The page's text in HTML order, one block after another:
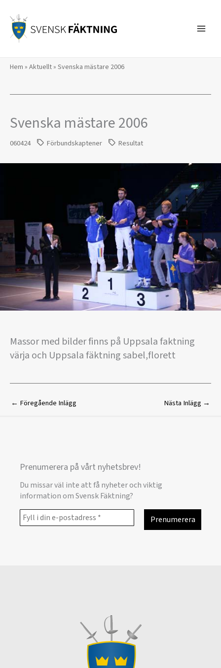
innehåll
Hem » Aktuellt» Svenska mästare 2006
Svenska mästare 2006
060424 Förbundskaptener Resultat
Massor med bilder finns på Uppsala faktning
värja och Uppsala fäktning sabel,florett
← Föregående Inlägg Nästa Inlägg →
Prenumerera på vårt nyhetsbrev!
Du missar väl inte att få nyheter och viktig
information om Svensk Fäktning?